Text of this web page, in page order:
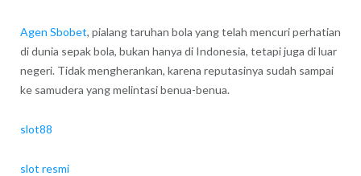
Agen Sbobet, pialang taruhan bola yang telah mencuri perhatian
di dunia sepak bola, bukan hanya di Indonesia, tetapi juga di luar
negeri. Tidak mengherankan, karena reputasinya sudah sampai
ke samudera yang melintasi benua-benua.
slot88
slot resmi